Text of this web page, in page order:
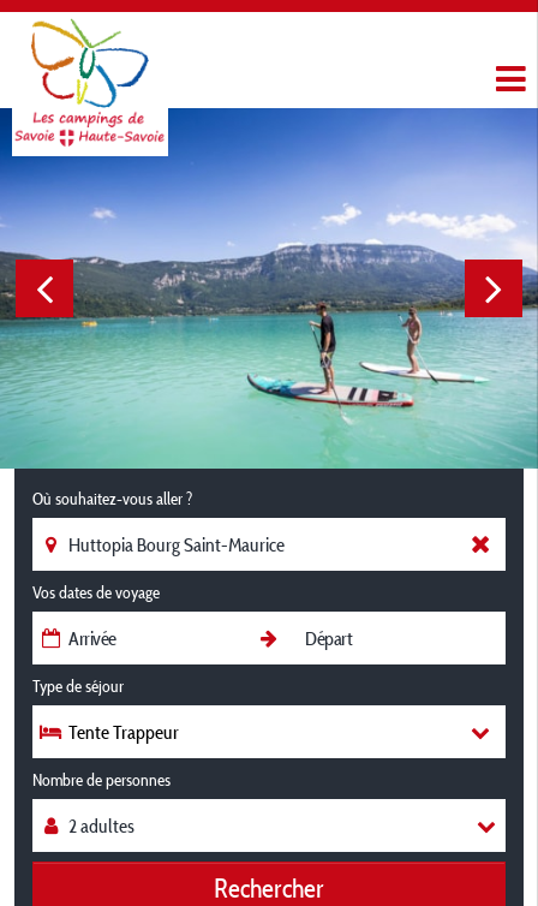
Où souhaitez-vous aller ?
Vos dates de voyage
Type de séjour
Tente Trappeur
Nombre de personnes
Rechercher